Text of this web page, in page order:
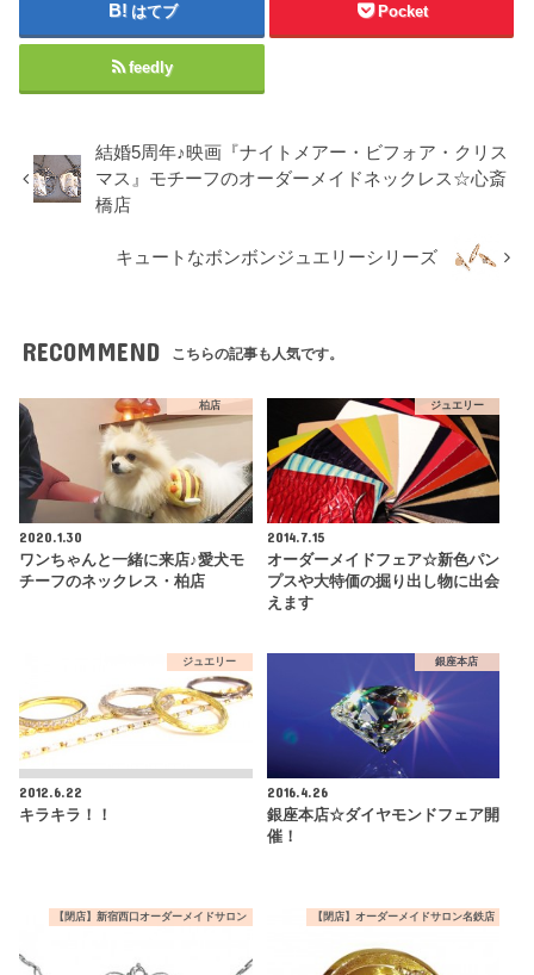
はてブ Pocket
feedly
結婚5周年♪映画『ナイトメアー・ビフォア・クリス
マス』モチーフのオーダーメイドネックレス☆心斎
橋店
キュートなボンボンジュエリーシリーズ
RECOMMEND こちらの記事も人気です。
柏店
2020.1.30
ワンちゃんと一緒に来店♪愛犬モ
チーフのネックレス・柏店
ジュエリー
2014.7.15
オーダーメイドフェア☆新色パン
プスや大特価の掘り出し物に出会
えます
ジュエリー
2012.6.22
キラキラ！！
銀座本店
2016.4.26
銀座本店☆ダイヤモンドフェア開
催！
【閉店】新宿西口オーダーメイドサロン 【閉店】オーダーメイドサロン名鉄店